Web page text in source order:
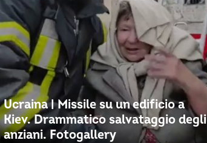
Ucraina | Missile su un edificio a
Kiev. Drammatico salvataggio degli
anziani. Fotogallery